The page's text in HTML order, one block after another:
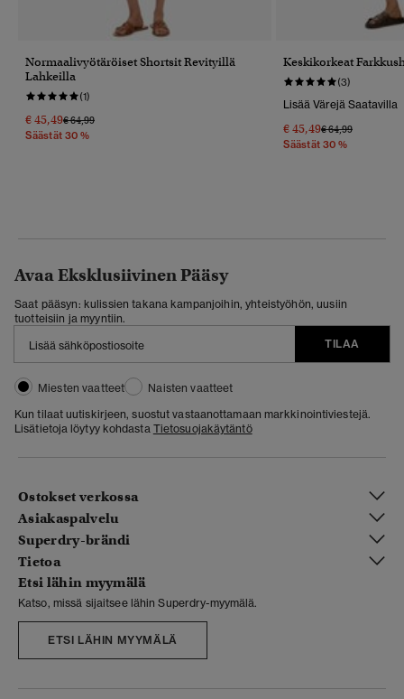
Normaalivyötäröiset Shortsit Revityillä
Lahkeilla
(1)
€ 45,49Hinta Alennettu Hinnasta
€ 64,99Hintaan
Säästät 30 %
Keskikorkeat
(3)
Lisää Värejä Saatavilla
€ 45,49Hinta Alennettu
€ 64,99Hintaan
Säästät 30 %
Avaa Eksklusiivinen Pääsy
Saat pääsyn: kulissien takana kampanjoihin, yhteistyöhön, uusiin
tuotteisiin ja myyntiin.
TILAA
Miesten vaatteet
Naisten vaatteet
Kun tilaat uutiskirjeen, suostut vastaanottamaan markkinointiviestejä.
Lisätietoja löytyy kohdasta Tietosuojakäytäntö
Ostokset verkossa
Asiakaspalvelu
Superdry-brändi
Tietoa
Etsi lähin myymälä
Katso, missä sijaitsee lähin Superdry-myymälä.
ETSI LÄHIN MYYMÄLÄ